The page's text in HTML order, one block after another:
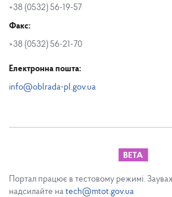
+38 (0532) 56-19-57
Факс:
+38 (0532) 56-21-70
Електронна пошта:
info@oblrada-pl.gov.ua
Портал працює в тестовому режимі.
надсилайте на tech@mtot.gov.ua